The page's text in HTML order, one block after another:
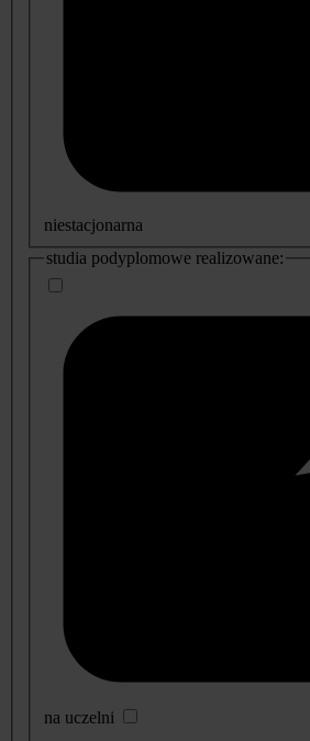
niestacjonarna
studia podyplomowe realizowane:
na uczelni